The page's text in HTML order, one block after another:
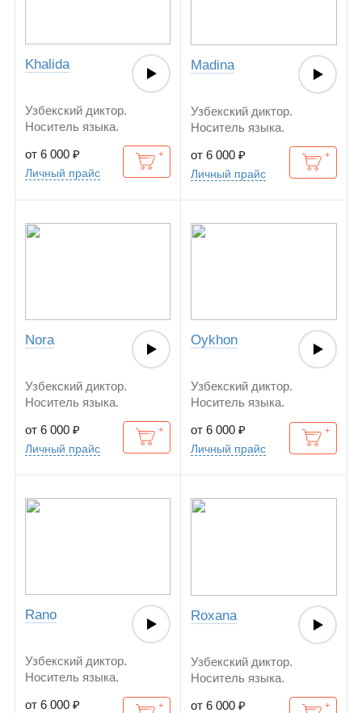
Khalida
Узбекский диктор.
Носитель языка.
от 6 000 ₽
Личный прайс
Madina
Узбекский диктор.
Носитель языка.
от 6 000 ₽
Личный прайс
Nora
Узбекский диктор.
Носитель языка.
от 6 000 ₽
Личный прайс
Oykhon
Узбекский диктор.
Носитель языка.
от 6 000 ₽
Личный прайс
Rano
Узбекский диктор.
Носитель языка.
от 6 000 ₽
Roxana
Узбекский диктор.
Носитель языка.
от 6 000 ₽